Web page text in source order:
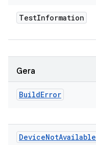
TestInformation
Gera
BuildError
DeviceNotAvailable